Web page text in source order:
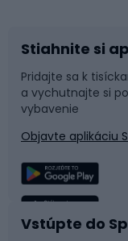
Príslušenstvo
Časti bicyklov
Rybolov
Sane a kĺzačky
Snowboard
Plávanie
Stiahnite si
Pridajte sa k
a vychutnajte si
vybavenie
Objavte aplikáciu
Vstúpte do